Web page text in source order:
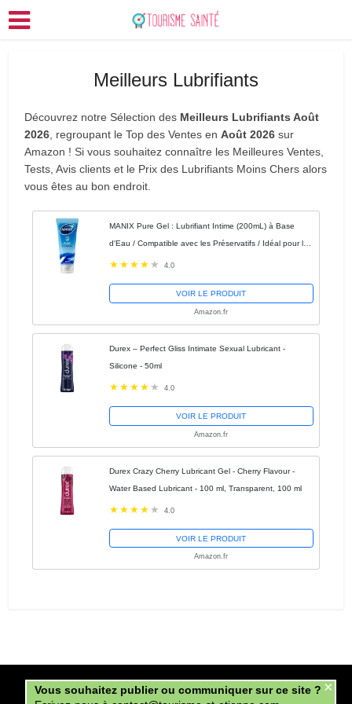
Meilleurs Lubrifiants
Découvrez notre Sélection des Meilleurs Lubrifiants Août
2026 , regroupant le Top des Ventes en Août 2026 sur
Amazon ! Si vous souhaitez connaître les Meilleures Ventes,
Tests, Avis clients et le Prix des Lubrifiants Moins Chers alors
vous êtes au bon endroit.
MANIX Pure Gel : Lubrifiant Intime (200mL) à Base
d'Eau / Compatible avec les Préservatifs / Idéal pour les
Rapports Vaginaux et Anaux
4.0
VOIR LE PRODUIT
Amazon.fr
Durex – Perfect Gliss Intimate Sexual Lubricant -
Silicone - 50ml
4.0
VOIR LE PRODUIT
Amazon.fr
Durex Crazy Cherry Lubricant Gel - Cherry Flavour -
Water Based Lubricant - 100 ml, Transparent, 100 ml
4.0
VOIR LE PRODUIT
Amazon.fr
Copyright tourisme-st-etienne.com © 2026.
Vous souhaitez publier ou communiquer sur ce site ? ×